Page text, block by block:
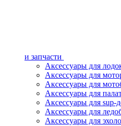
и запчасти
Аксессуары для
Аксессуары для
Аксессуары для
Аксессуары для
Аксессуары для sup-
Аксессуары для
Аксессуары для